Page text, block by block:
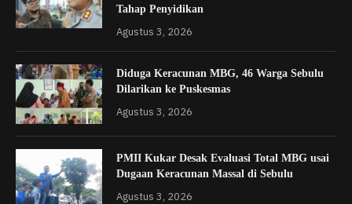
Tahap Penyidikan
Agustus 3, 2026
Diduga Keracunan MBG, 46 Warga Sebulu
Dilarikan ke Puskesmas
Agustus 3, 2026
PMII Kukar Desak Evaluasi Total MBG usai
Dugaan Keracunan Massal di Sebulu
Agustus 3, 2026